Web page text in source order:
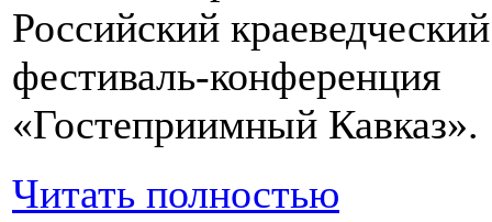
Российский краеведческий
фестиваль-конференция
«Гостеприимный Кавказ».
Читать полностью